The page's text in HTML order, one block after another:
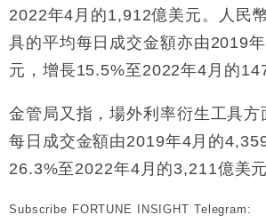
2022年4月的1,912億美元。人民
具的平均每日成交金額亦由2019
元，增長15.5%至2022年4月的
金管局又指，場外利率衍生工具方
每日成交金額由2019年4月的
26.3%至2022年4月的3,211億美元
Subscribe FORTUNE INSIGHT Telegram: